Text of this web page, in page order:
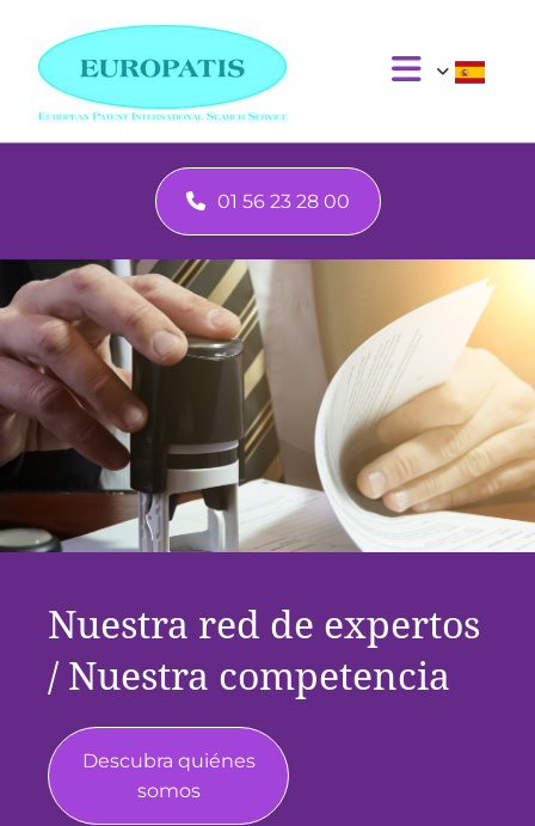
01 56 23 28 00
Nuestra red de expertos
/ Nuestra competencia
Descubra quiénes
somos